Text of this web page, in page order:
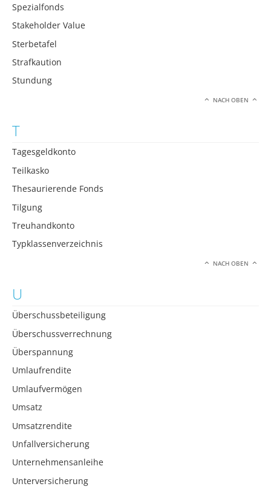
Spezialfonds
Stakeholder Value
Sterbetafel
Strafkaution
Stundung
NACH OBEN
T
Tagesgeldkonto
Teilkasko
Thesaurierende Fonds
Tilgung
Treuhandkonto
Typklassenverzeichnis
NACH OBEN
U
Überschussbeteiligung
Überschussverrechnung
Überspannung
Umlaufrendite
Umlaufvermögen
Umsatz
Umsatzrendite
Unfallversicherung
Unternehmensanleihe
Unterversicherung